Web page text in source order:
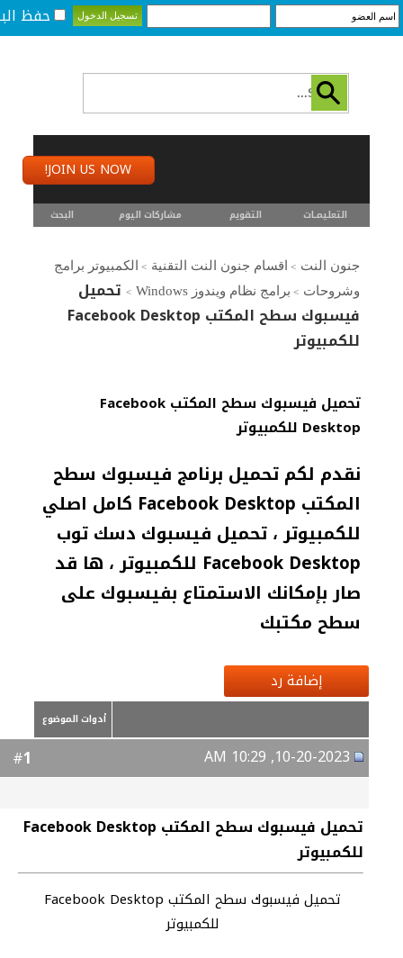
حفظ
JOIN US NOW!
التعليمـــات التقويم مشاركات اليوم البحث
جنون النت > اقسام جنون النت التقنية >
الكمبيوتر برامج
وشروحات > برامج نظام ويندوز Windows > تحميل
فيسبوك سطح المكتب Facebook Desktop
للكمبيوتر
تحميل فيسبوك سطح المكتب Facebook
Desktop للكمبيوتر
نقدم لكم تحميل برنامج فيسبوك سطح
المكتب Facebook Desktop كامل اصلي
للكمبيوتر ، تحميل فيسبوك دسك توب
Facebook Desktop للكمبيوتر ، ها قد
صار بإمكانك الاستمتاع بفيسبوك على
سطح مكتبك
إضافة رد
أدوات الموضوع
1
تحميل فيسبوك سطح المكتب Facebook Desktop
للكمبيوتر
تحميل فيسبوك سطح المكتب Facebook Desktop
للكمبيوتر